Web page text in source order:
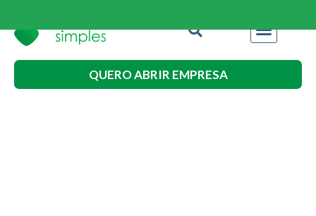
QUERO ABRIR EMPRESA